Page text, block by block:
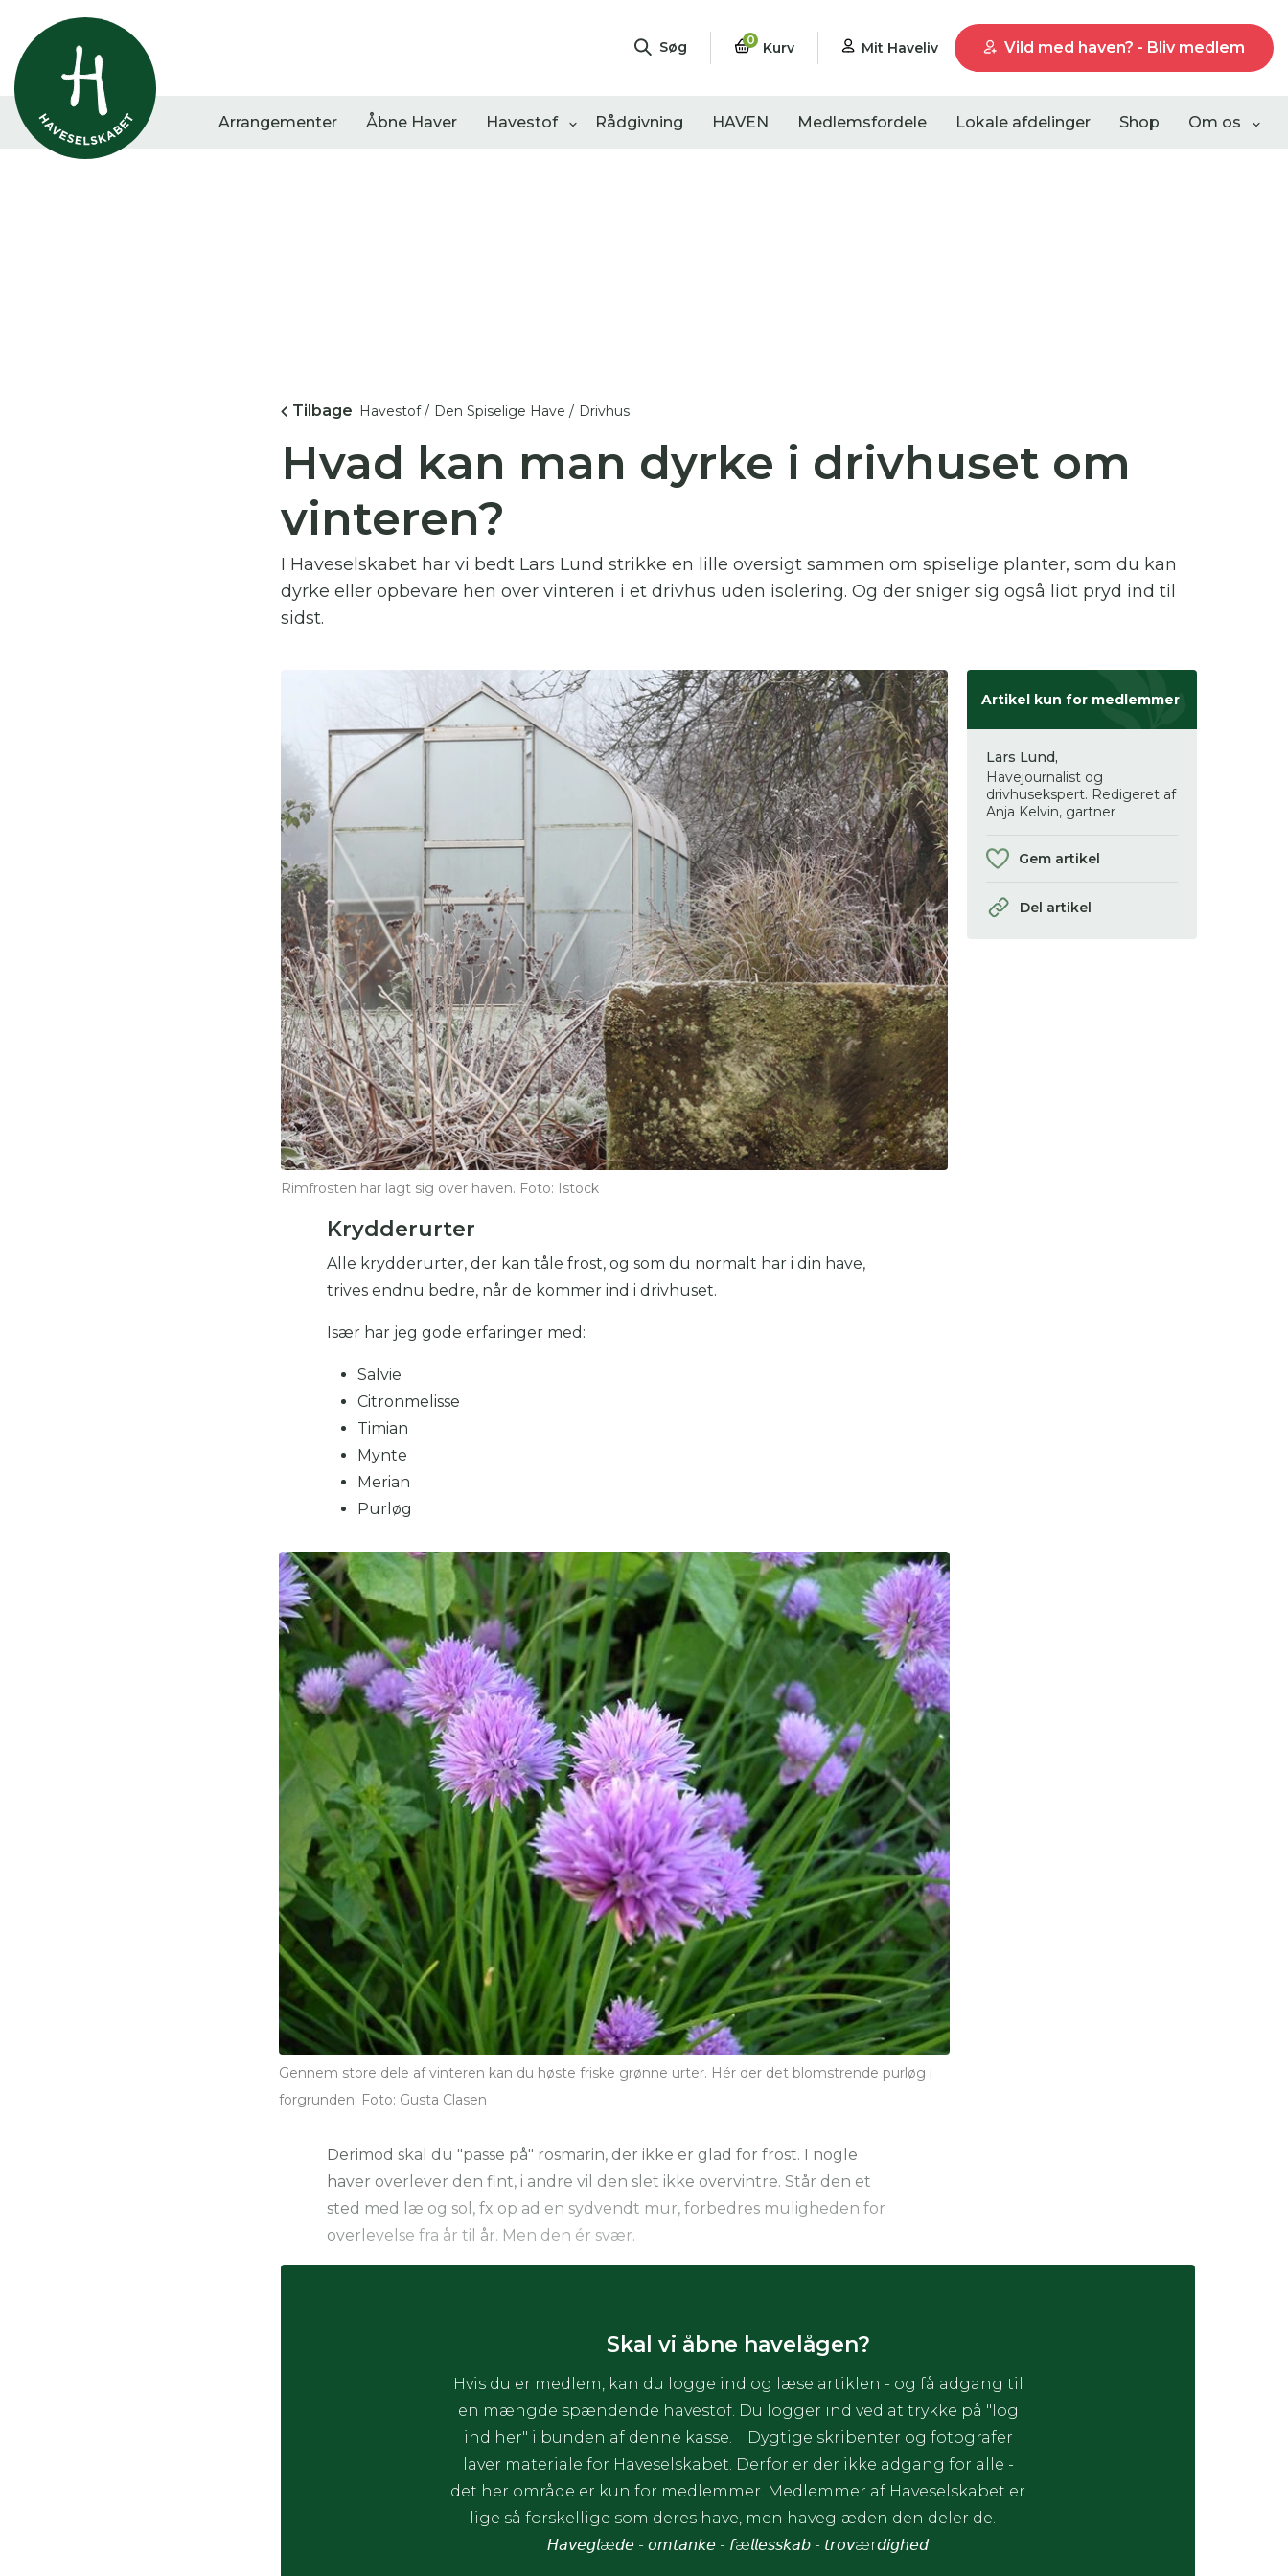
Søg 0 Kurv Mit Haveliv Vild med haven? - Bliv medlem
Arrangementer Åbne Haver Havestof Rådgivning HAVEN Medlemsfordele Lokale afdelinger Shop Om os
Du skal indtaste minimum 3 tegn for at se
resultater
Her kan du søge i hele vores katalog af artikler, arrangementer,
produkter og åbne haver.
Tilbage Havestof / Den Spiselige Have / Drivhus
Hvad kan man dyrke i drivhuset om
vinteren?
I Haveselskabet har vi bedt Lars Lund strikke en lille oversigt sammen om spiselige planter, som du kan
dyrke eller opbevare hen over vinteren i et drivhus uden isolering. Og der sniger sig også lidt pryd ind til
sidst.
Rimfrosten har lagt sig over haven. Foto: Istock
Krydderurter
Alle krydderurter, der kan tåle frost, og som du normalt har i din have,
trives endnu bedre, når de kommer ind i drivhuset.
Især har jeg gode erfaringer med:
Salvie
Citronmelisse
Timian
Mynte
Merian
Purløg
Gennem store dele af vinteren kan du høste friske grønne urter. Hér der det blomstrende purløg i
forgrunden. Foto: Gusta Clasen
Derimod skal du "passe på" rosmarin, der ikke er glad for frost. I nogle
haver overlever den fint, i andre vil den slet ikke overvintre. Står den et
sted med læ og sol, fx op ad en sydvendt mur, forbedres muligheden for
overlevelse fra år til år. Men den ér svær.
Artikel kun for medlemmer
Lars Lund,
Havejournalist og
drivhusekspert. Redigeret af
Anja Kelvin, gartner
Gem artikel
Del artikel
Skal vi åbne havelågen?
Hvis du er medlem, kan du logge ind og læse artiklen - og få adgang til
en mængde spændende havestof. Du logger ind ved at trykke på "log
ind her" i bunden af denne kasse. Dygtige skribenter og fotografer
laver materiale for Haveselskabet. Derfor er der ikke adgang for alle -
det her område er kun for medlemmer. Medlemmer af Haveselskabet er
lige så forskellige som deres have, men haveglæden den deler de.
𝘏𝘢𝘷𝘦𝘨𝘭æ𝘥𝘦 - 𝘰𝘮𝘵𝘢𝘯𝘬𝘦 - 𝘧æ𝘭𝘭𝘦𝘴𝘴𝘬𝘢𝘣 - 𝘵𝘳𝘰𝘷ær𝘥𝘪𝘨𝘩𝘦𝘥